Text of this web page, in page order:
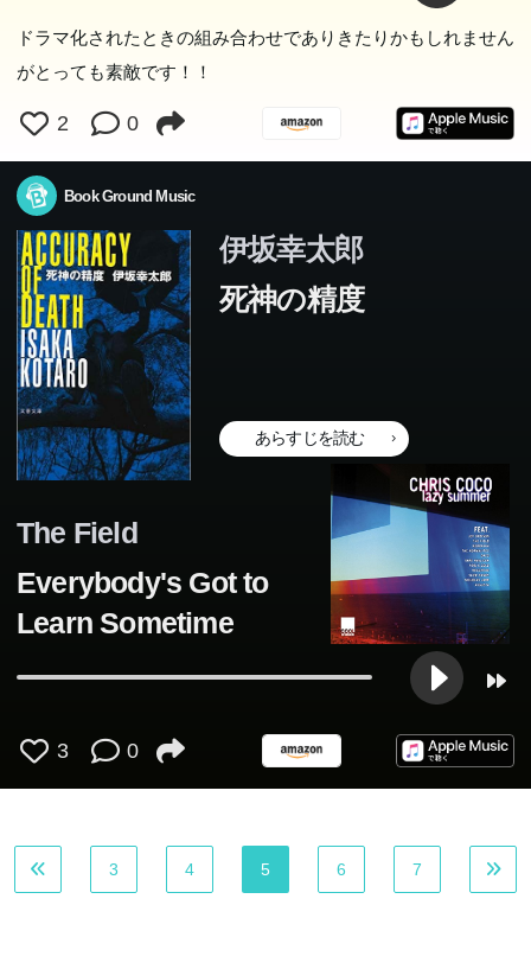
ドラマ化されたときの組み合わせでありきたりかもしれません
がとっても素敵です！！
2 0
Book Ground Music
伊坂幸太郎
死神の精度
あらすじを読む
The Field
Everybody's Got to
Learn Sometime
3 0
3 4 5 6 7